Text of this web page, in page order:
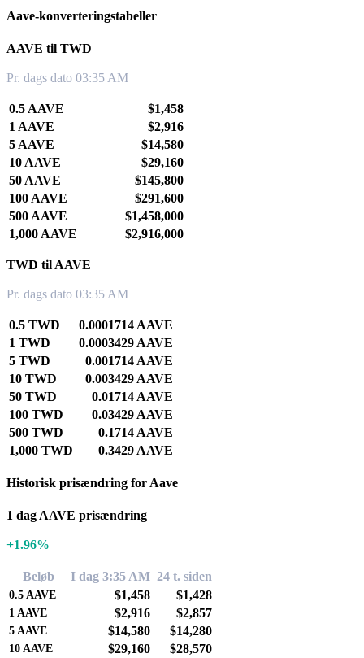
Aave-konverteringstabeller
AAVE til TWD
Pr. dags dato 03:35 AM
0.5 AAVE
$1,458
1 AAVE
$2,916
5 AAVE
$14,580
10 AAVE
$29,160
50 AAVE
$145,800
100 AAVE
$291,600
500 AAVE
$1,458,000
1,000 AAVE
$2,916,000
TWD til AAVE
Pr. dags dato 03:35 AM
0.5 TWD
0.0001714 AAVE
1 TWD
0.0003429 AAVE
5 TWD
0.001714 AAVE
10 TWD
0.003429 AAVE
50 TWD
0.01714 AAVE
100 TWD
0.03429 AAVE
500 TWD
0.1714 AAVE
1,000 TWD
0.3429 AAVE
Historisk prisændring for Aave
1 dag AAVE prisændring
+1.96%
Beløb I dag 3:35 AM 24 t. siden
0.5 AAVE $1,458 $1,428
1 AAVE $2,916 $2,857
5 AAVE $14,580 $14,280
10 AAVE $29,160 $28,570